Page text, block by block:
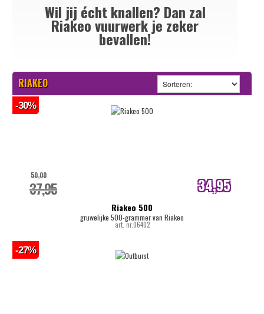
Wil jij écht knallen? Dan zal
Riakeo vuurwerk je zeker
bevallen!
RIAKEO
Riakeo 500
gruwelijke 500-grammer van Riakeo
art. nr.06402
37,95
50,00 34,95
internetprijs
-30%
-27%